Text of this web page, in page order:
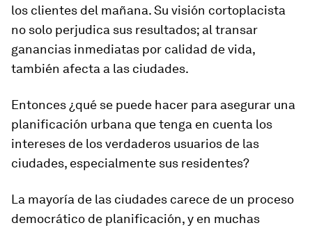
los clientes del mañana. Su visión cortoplacista
no solo perjudica sus resultados; al transar
ganancias inmediatas por calidad de vida,
también afecta a las ciudades.
Entonces ¿qué se puede hacer para asegurar una
planificación urbana que tenga en cuenta los
intereses de los verdaderos usuarios de las
ciudades, especialmente sus residentes?
La mayoría de las ciudades carece de un proceso
democrático de planificación, y en muchas